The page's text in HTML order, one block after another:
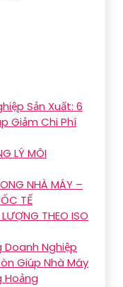
Sản Xuất: 6
Giảm Chi Phí
LÝ MÔI
NHÀ MÁY –
TẾ
THEO ISO
Nghiệp
Giúp Nhà Máy
Hoảng